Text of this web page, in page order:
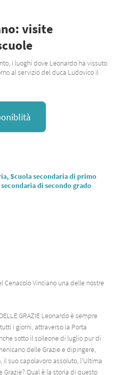
visite
i luoghi dove Leonardo ha vissuto
al servizio del duca Ludovico il
Scuola secondaria di primo
di secondo grado
Cenacolo Vinciano una delle nostre
GRAZIE Leonardo è sempre
i giorni, attraverso la Porta
sotto il solleone di luglio pur di
delle Grazie e dipingere,
suo capolavoro assoluto, l’Ultima
Grazie? Qual è la storia di questo